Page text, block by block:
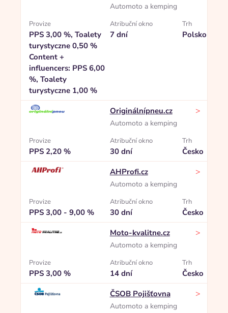
Automoto a kemping
Provize
PPS 3,00 %, Toalety
turystyczne 0,50 %
Content +
influencers: PPS 6,00
%, Toalety
turystyczne 1,00 %
Atribuční okno
7 dní
Trh
Polsko
Originálnípneu.cz
Automoto a kemping
>
Provize
PPS 2,20 %
Atribuční okno
30 dní
Trh
Česko
AHProfi.cz
Automoto a kemping
>
Provize
PPS 3,00 - 9,00 %
Atribuční okno
30 dní
Trh
Česko
Moto-kvalitne.cz
Automoto a kemping
>
Provize
PPS 3,00 %
Atribuční okno
14 dní
Trh
Česko
ČSOB Pojišťovna
Automoto a kemping
>